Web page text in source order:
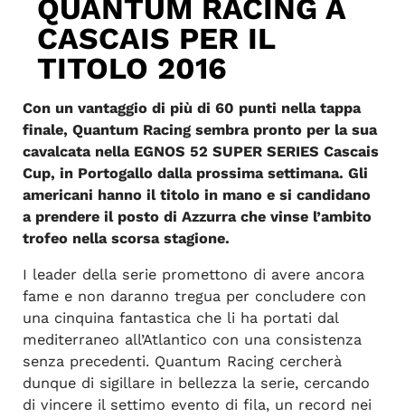
QUANTUM RACING A
CASCAIS PER IL
TITOLO 2016
Con un vantaggio di più di 60 punti nella tappa
finale, Quantum Racing sembra pronto per la sua
cavalcata nella EGNOS 52 SUPER SERIES Cascais
Cup, in Portogallo dalla prossima settimana. Gli
americani hanno il titolo in mano e si candidano
a prendere il posto di Azzurra che vinse l’ambito
trofeo nella scorsa stagione.
I leader della serie promettono di avere ancora
fame e non daranno tregua per concludere con
una cinquina fantastica che li ha portati dal
mediterraneo all’Atlantico con una consistenza
senza precedenti. Quantum Racing cercherà
dunque di sigillare in bellezza la serie, cercando
di vincere il settimo evento di fila, un record nei